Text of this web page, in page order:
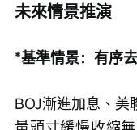
未來情景推演
*基準情景：有序
BOJ漸進加息、美